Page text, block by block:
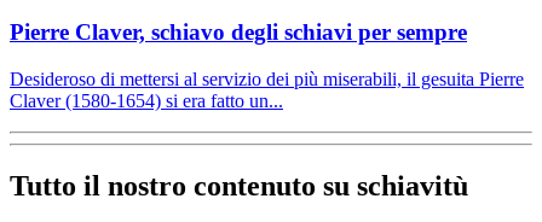
Pierre Claver, schiavo degli schiavi per sempre
Desideroso di mettersi al servizio dei più miserabili, il gesuita Pierre
Claver (1580-1654) si era fatto un...
Tutto il nostro contenuto su schiavitù